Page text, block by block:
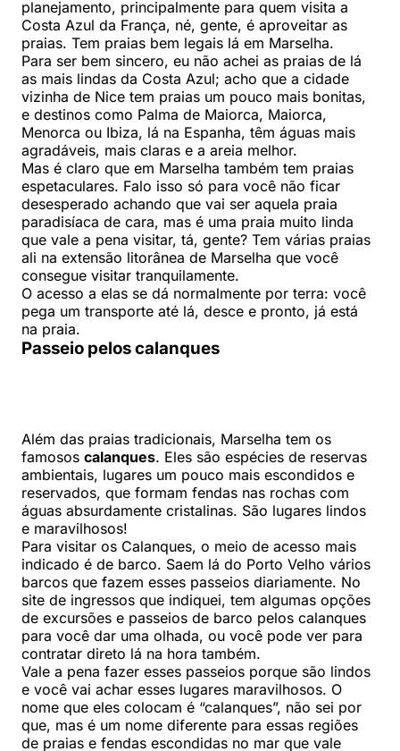
planejamento, principalmente para quem visita a
Costa Azul da França, né, gente, é aproveitar as
praias. Tem praias bem legais lá em Marselha.
Para ser bem sincero, eu não achei as praias de lá
as mais lindas da Costa Azul; acho que a cidade
vizinha de Nice tem praias um pouco mais bonitas,
e destinos como Palma de Maiorca, Maiorca,
Menorca ou Ibiza, lá na Espanha, têm águas mais
agradáveis, mais claras e a areia melhor.
Mas é claro que em Marselha também tem praias
espetaculares. Falo isso só para você não ficar
desesperado achando que vai ser aquela praia
paradisíaca de cara, mas é uma praia muito linda
que vale a pena visitar, tá, gente? Tem várias praias
ali na extensão litorânea de Marselha que você
consegue visitar tranquilamente.
O acesso a elas se dá normalmente por terra: você
pega um transporte até lá, desce e pronto, já está
na praia.
Passeio pelos calanques
Além das praias tradicionais, Marselha tem os
famosos calanques. Eles são espécies de reservas
ambientais, lugares um pouco mais escondidos e
reservados, que formam fendas nas rochas com
águas absurdamente cristalinas. São lugares lindos
e maravilhosos!
Para visitar os Calanques, o meio de acesso mais
indicado é de barco. Saem lá do Porto Velho vários
barcos que fazem esses passeios diariamente. No
site de ingressos que indiquei, tem algumas opções
de excursões e passeios de barco pelos calanques
para você dar uma olhada, ou você pode ver para
contratar direto lá na hora também.
Vale a pena fazer esses passeios porque são lindos
e você vai achar esses lugares maravilhosos. O
nome que eles colocam é “calanques”, não sei por
que, mas é um nome diferente para essas regiões
de praias e fendas escondidas no mar que vale